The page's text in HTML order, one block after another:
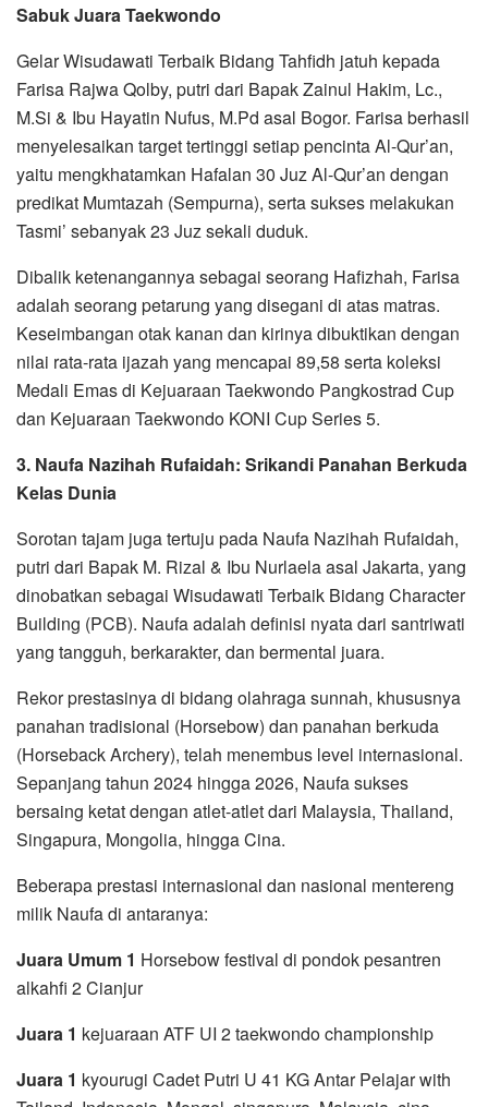
Sabuk Juara Taekwondo
Gelar Wisudawati Terbaik Bidang Tahfidh jatuh kepada
Farisa Rajwa Qolby, putri dari Bapak Zainul Hakim, Lc.,
M.Si & Ibu Hayatin Nufus, M.Pd asal Bogor. Farisa berhasil
menyelesaikan target tertinggi setiap pencinta Al-Qur’an,
yaitu mengkhatamkan Hafalan 30 Juz Al-Qur’an dengan
predikat Mumtazah (Sempurna), serta sukses melakukan
Tasmi’ sebanyak 23 Juz sekali duduk.
Dibalik ketenangannya sebagai seorang Hafizhah, Farisa
adalah seorang petarung yang disegani di atas matras.
Keseimbangan otak kanan dan kirinya dibuktikan dengan
nilai rata-rata ijazah yang mencapai 89,58 serta koleksi
Medali Emas di Kejuaraan Taekwondo Pangkostrad Cup
dan Kejuaraan Taekwondo KONI Cup Series 5.
3. Naufa Nazihah Rufaidah: Srikandi Panahan Berkuda
Kelas Dunia
Sorotan tajam juga tertuju pada Naufa Nazihah Rufaidah,
putri dari Bapak M. Rizal & Ibu Nurlaela asal Jakarta, yang
dinobatkan sebagai Wisudawati Terbaik Bidang Character
Building (PCB). Naufa adalah definisi nyata dari santriwati
yang tangguh, berkarakter, dan bermental juara.
Rekor prestasinya di bidang olahraga sunnah, khususnya
panahan tradisional (Horsebow) dan panahan berkuda
(Horseback Archery), telah menembus level internasional.
Sepanjang tahun 2024 hingga 2026, Naufa sukses
bersaing ketat dengan atlet-atlet dari Malaysia, Thailand,
Singapura, Mongolia, hingga Cina.
Beberapa prestasi internasional dan nasional mentereng
milik Naufa di antaranya:
Juara Umum 1 Horsebow festival di pondok pesantren
alkahfi 2 Cianjur
Juara 1 kejuaraan ATF UI 2 taekwondo championship
Juara 1 kyourugi Cadet Putri U 41 KG Antar Pelajar with